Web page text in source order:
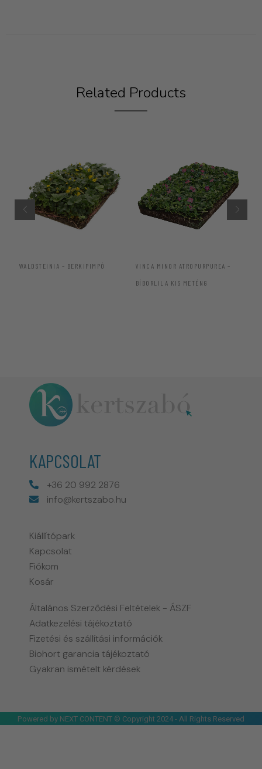
Related Products
WALDSTEINIA – BERKIPIMPÓ VINCA MINOR ATROPURPUREA –
BÍBORLILA KIS METÉNG
KAPCSOLAT
+36 20 992 2876
info@kertszabo.hu
Kiállítópark
Kapcsolat
Fiókom
Kosár
Általános Szerződési Feltételek - ÁSZF
Adatkezelési tájékoztató
Fizetési és szállítási információk
Biohort garancia tájékoztató
Gyakran ismételt kérdések
Powered by NEXT CONTENT © Copyright 2024 - All Rights Reserved